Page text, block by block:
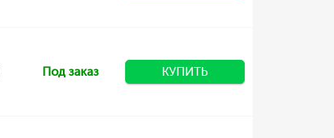
Под заказ КУПИТЬ